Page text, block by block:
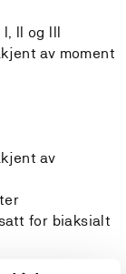
II og III
av moment
av
for biaksialt